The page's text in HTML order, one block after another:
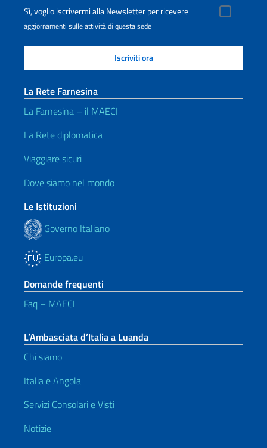
Sì, voglio iscrivermi alla Newsletter per ricevere
aggiornamenti sulle attività di questa sede
La Rete Farnesina
La Farnesina – il MAECI
La Rete diplomatica
Viaggiare sicuri
Dove siamo nel mondo
Le Istituzioni
Governo Italiano
Europa.eu
Domande frequenti
Faq – MAECI
L’Ambasciata d’Italia a Luanda
Chi siamo
Italia e Angola
Servizi Consolari e Visti
Notizie